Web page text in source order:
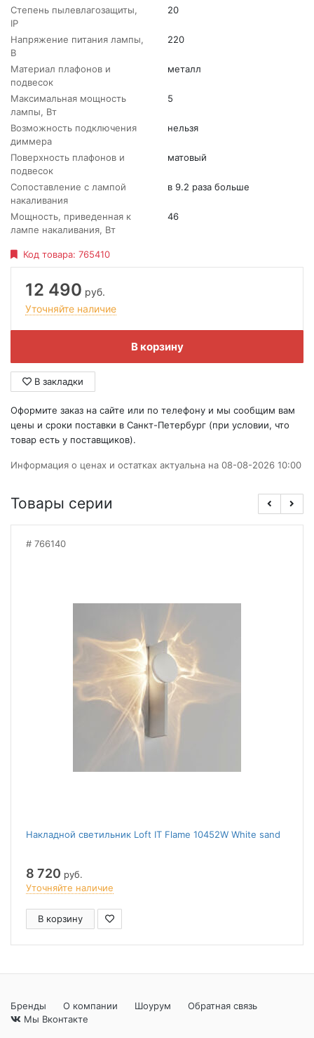
Степень пылевлагозащиты,
IP
20
Напряжение питания лампы,
В
220
Материал плафонов и
подвесок
металл
Максимальная мощность
лампы, Вт
5
Возможность подключения
диммера
нельзя
Поверхность плафонов и
подвесок
матовый
Сопоставление с лампой
накаливания
в 9.2 раза больше
Мощность, приведенная к
лампе накаливания, Вт
46
Код товара: 765410
12 490 руб.
Уточняйте наличие
В корзину
В закладки
Оформите заказ на сайте или по телефону и мы сообщим вам
цены и сроки поставки в Санкт-Петербург (при условии, что
товар есть у поставщиков).
Информация о ценах и остатках актуальна на 08-08-2026 10:00
Товары серии
766140
Накладной светильник Loft IT Flame 10452W White sand
8 720 руб.
Уточняйте наличие
В корзину
Бренды О компании Шоурум
Обратная связь
Мы Вконтакте